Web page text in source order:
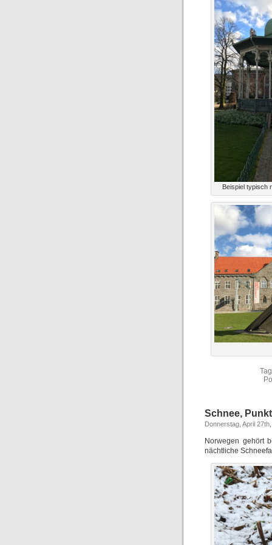
Beispiel typisch
Schnee,
Donnerstag, April
Norwegen gehört
nächtliche